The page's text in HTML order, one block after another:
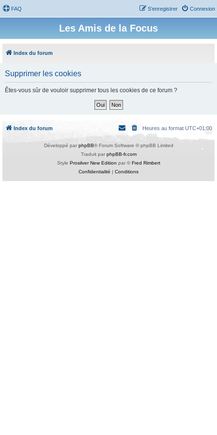
FAQ Connexion
S’enregistrer
Les Amis de la Focus
Index du forum
Supprimer les cookies
Êtes-vous sûr de vouloir supprimer tous les cookies de ce forum ?
Index du forum Heures au format UTC+01:00
Développé par phpBB® Forum Software © phpBB Limited
Traduit par phpBB-fr.com
Style Prosilver New Edition par ©Fred Rimbert
Confidentialité | Conditions